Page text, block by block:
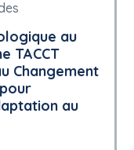
au
TACCT
Changement
au